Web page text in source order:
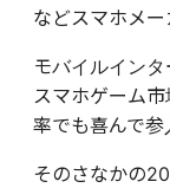
などスマホメー
モバイルイン
スマホゲーム
率でも喜んで参
そのさなかの